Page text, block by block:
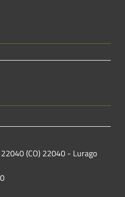
(CO) 22040 - Lurago